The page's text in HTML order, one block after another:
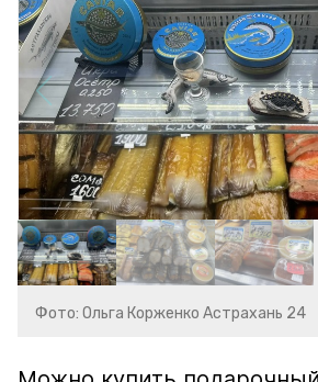
Фото: Ольга Корженко Астрахань 24